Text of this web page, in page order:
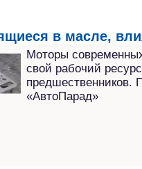
в масле,
Моторы
свой рабочий
предшественников.
«АвтоПарад»